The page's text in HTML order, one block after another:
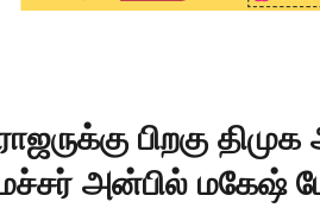
பிறகு
அன்பில் மகேஷ்